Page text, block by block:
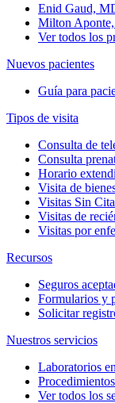
Enid Gaud,
Milton
Ver todos los
Nuevos pacientes
Guía para
Tipos de visita
Consulta de
Consulta
Horario
Visita de
Visitas Sin Cita
Visitas de
Visitas por
Recursos
Seguros
Formularios y
Solicitar
Nuestros servicios
Laboratorios
Ver todos los